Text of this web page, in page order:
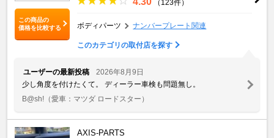
この商品の
価格を比較する
（123件）
ボディパーツ ナンバープレート関連
このカテゴリの取付店を探す
ユーザーの最新投稿
2026年8月9日
少し角度を付けたくて。 ディーラー車検も問題無し。
B@sh! （愛車：マツダ ロードスター）
AXIS-PARTS